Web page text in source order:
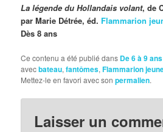
La légende du Hollandais volant, de
par Marie Détrée, éd. Flammarion
Dès 8 ans
Ce contenu a été publié dans De 6 à 9 ans
avecbateau,fantômes,Flammarion
Mettez-le en favori avec sonpermalien.
Laisser un